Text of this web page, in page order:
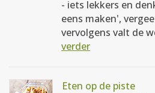
- iets lekkers en
eens maken',
vervolgens valt de
verder
Eten op de piste